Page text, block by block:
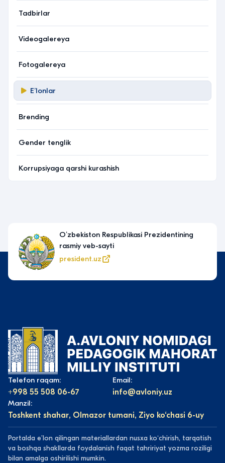
Tadbirlar
Videogalereya
Fotogalereya
Eʼlonlar
Brending
Gender tenglik
Korrupsiyaga qarshi kurashish
Yagona interaktiv davlat
xizmatlari portali
my.gov.uz
Telefon raqam:
+998 55 508 06-67
Email:
info@avloniy.uz
Manzil:
Toshkent shahar, Olmazor tumani, Ziyo ko‘chasi 6-uy
Portalda eʼlon qilingan materiallardan nusxa koʻchirish, tarqatish
va boshqa shakllarda foydalanish faqat tahririyat yozma roziligi
bilan amalga oshirilishi mumkin.